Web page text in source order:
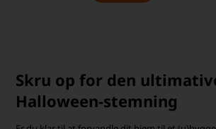
Skru op for den
Halloween-stemning